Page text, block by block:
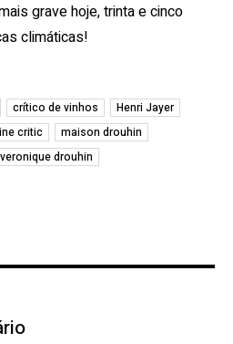
grave hoje, trinta e cinco
climáticas!
crítico de vinhos
Henri Jayer
critic
maison drouhin
veronique drouhin